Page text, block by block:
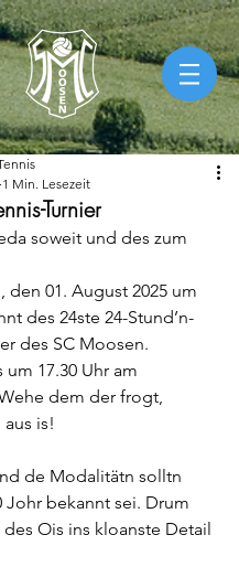
Turnier
1 Min. Lesezeit
soweit und des zum
den 01. August 2025 um
des 24ste 24-Stund’n-
des SC Moosen.
17.30 Uhr am
dem der frogt,
aus is!
de Modalitätn solltn
Johr bekannt sei. Drum
des Ois ins kloanste Detail